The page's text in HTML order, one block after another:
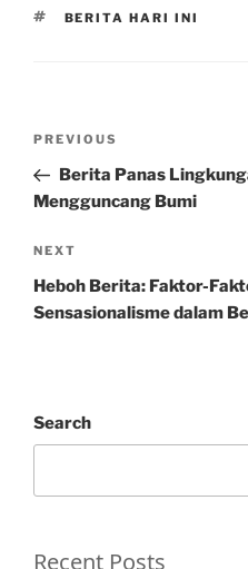
TAGS
BERITA HARI INI
Previous
Post
PREVIOUS
Berita Panas
Mengguncang Bumi
Next
Post
NEXT
Heboh Berita: Faktor-
Sensasionalisme dalam
Search
Recent Posts